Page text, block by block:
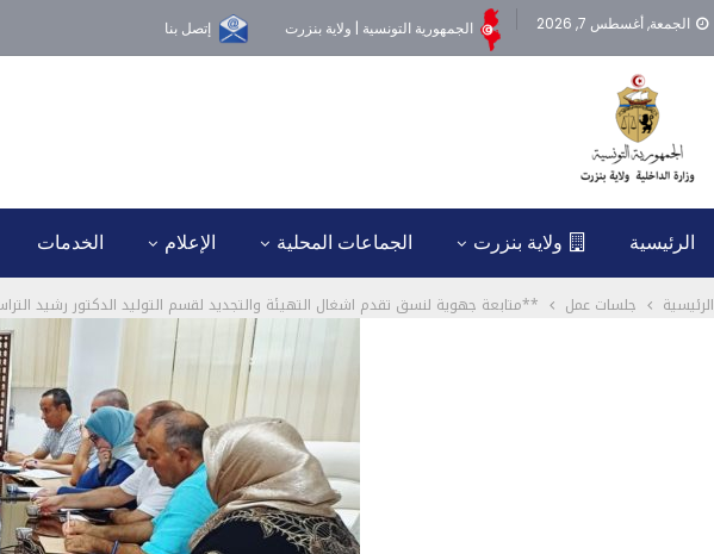
الجمعة, أغسطس 7, 2026 الجمهورية التونسية | ولاية بنزرت إتصل بنا
الرئيسية ولاية بنزرت الجماعات المحلية الإعلام الخدمات
الرئيسية جلسات عمل **متابعة جهوية لنسق تقدم اشغال التهيئة والتجديد لقسم التوليد الدكتور رشيد